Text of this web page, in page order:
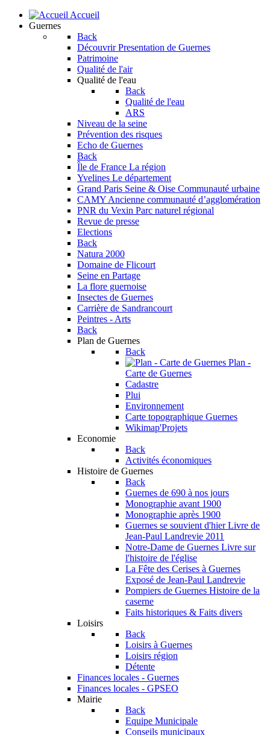
Accueil
Guernes
Back
Découvrir Presentation de Guernes
Patrimoine
Qualité de l'air
Qualité de l'eau
Back
Qualité de l'eau
ARS
Niveau de la seine
Prévention des risques
Echo de Guernes
Back
Île de France La région
Yvelines Le département
Grand Paris Seine & Oise Communauté urbaine
CAMY Ancienne communauté d’agglomération
PNR du Vexin Parc naturel régional
Revue de presse
Elections
Back
Natura 2000
Domaine de Flicourt
Seine en Partage
La flore guernoise
Insectes de Guernes
Carrière de Sandrancourt
Peintres - Arts
Back
Plan de Guernes
Back
Plan -
Carte de Guernes
Cadastre
Plui
Environnement
Carte topographique Guernes
Wikimap'Projets
Economie
Back
Activités économiques
Histoire de Guernes
Back
Guernes de 690 à nos jours
Monographie avant 1900
Monographie après 1900
Guernes se souvient d'hier Livre de
Jean-Paul Landrevie 2011
Notre-Dame de Guernes Livre sur
l'histoire de l'église
La Fête des Cerises à Guernes
Exposé de Jean-Paul Landrevie
Pompiers de Guernes Histoire de la
caserne
Faits historiques & Faits divers
Loisirs
Back
Loisirs à Guernes
Loisirs région
Détente
Finances locales - Guernes
Finances locales - GPSEO
Mairie
Back
Equipe Municipale
Conseils municipaux